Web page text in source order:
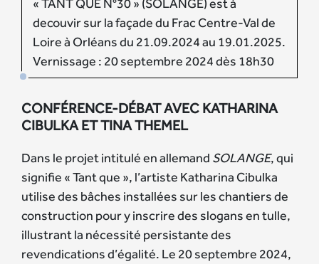
decouvir sur la façade du Frac Centre-Val de
Loire à Orléans du 21.09.2024 au 19.01.2025.
Vernissage : 20 septembre 2024 dès 18h30
CONFÉRENCE-DÉBAT AVEC KATHARINA
CIBULKA ET TINA THEMEL
Dans le projet intitulé en allemand SOLANGE, qui
signifie « Tant que », l’artiste Katharina Cibulka
utilise des bâches installées sur les chantiers de
construction pour y inscrire des slogans en tulle,
illustrant la nécessité persistante des
revendications d’égalité. Le 20 septembre 2024,